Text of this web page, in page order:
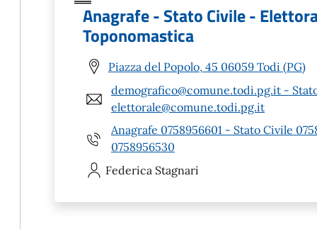
Anagrafe - Stato Civile -
Toponomastica
Piazza del Popolo, 45 06059 Todi (PG)
demografico@comune.todi.pg.it -
elettorale@comune.todi.pg.it
Anagrafe 0758956601 - Stato Civile
0758956530
Federica Stagnari